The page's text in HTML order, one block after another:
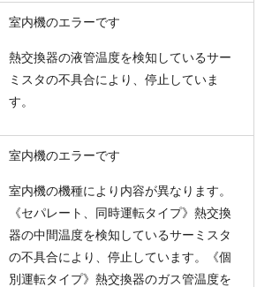
室内機のエラーです
熱交換器の液管温度を検知しているサー
ミスタの不具合により、停止していま
す。
室内機のエラーです
室内機の機種により内容が異なります。
《セパレート、同時運転タイプ》熱交換
器の中間温度を検知しているサーミスタ
の不具合により、停止しています。《個
別運転タイプ》熱交換器のガス管温度を